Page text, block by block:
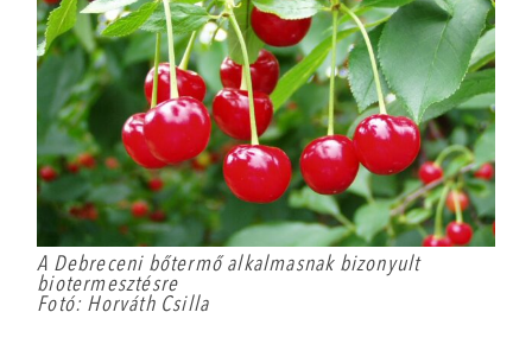
A Debreceni bőtermő alkalmasnak bizonyult
biotermesztésre
Fotó: Horváth Csilla